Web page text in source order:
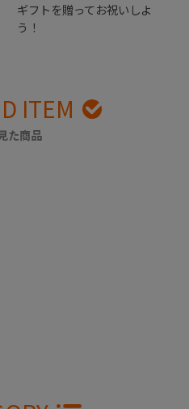
ギフトを贈ってお祝いしよ
う！
ITEM
た商品